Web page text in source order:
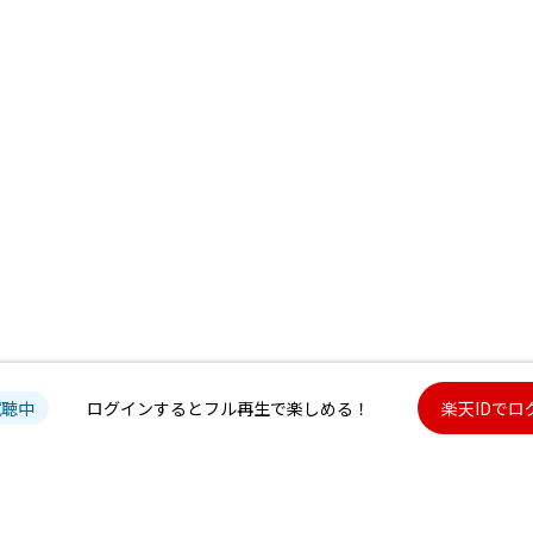
中 ログインするとフル再生で楽しめる！ 楽天IDでロ